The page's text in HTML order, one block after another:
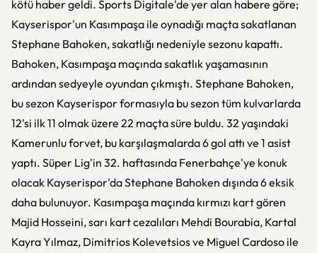
kötü haber geldi. Sports Digitale'de yer alan habere göre;
Kayserispor'un Kasımpaşa ile oynadığı maçta sakatlanan
Stephane Bahoken, sakatlığı nedeniyle sezonu kapattı.
Bahoken, Kasımpaşa maçında sakatlık yaşamasının
ardından sedyeyle oyundan çıkmıştı. Stephane Bahoken,
bu sezon Kayserispor formasıyla bu sezon tüm kulvarlarda
12'si ilk 11 olmak üzere 22 maçta süre buldu. 32 yaşındaki
Kamerunlu forvet, bu karşılaşmalarda 6 gol attı ve 1 asist
yaptı. Süper Lig'in 32. haftasında Fenerbahçe'ye konuk
olacak Kayserispor'da Stephane Bahoken dışında 6 eksik
daha bulunuyor. Kasımpaşa maçında kırmızı kart gören
Majid Hosseini, sarı kart cezalıları Mehdi Bourabia, Kartal
Kayra Yılmaz, Dimitrios Kolevetsios ve Miguel Cardoso ile